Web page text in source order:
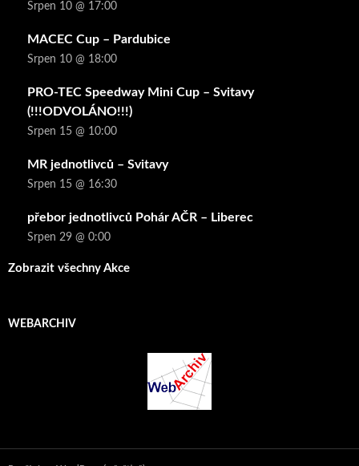
Srpen 10 @ 17:00
MACEC Cup – Pardubice
Srpen 10 @ 18:00
PRO-TEC Speedway Mini Cup – Svitavy
(!!!ODVOLÁNO!!!)
Srpen 15 @ 10:00
MR jednotlivců – Svitavy
Srpen 15 @ 16:30
přebor jednotlivců Pohár AČR – Liberec
Srpen 29 @ 0:00
Zobrazit všechny Akce
WEBARCHIV